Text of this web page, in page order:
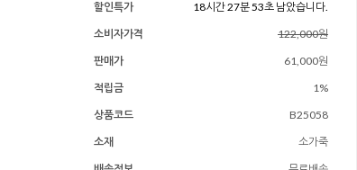
할인특가
18시간 27분 51초 남았습니다.
소비자가격
122,000원
판매가
61,000원
적립금
1%
상품코드
B25058
소재
소가죽